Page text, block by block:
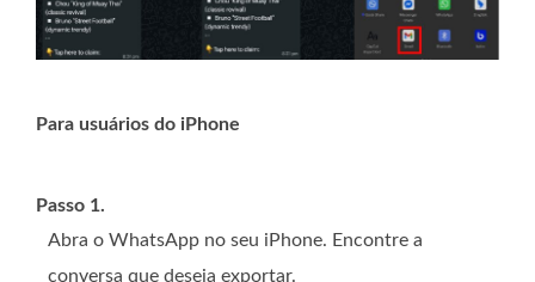
Para usuários do iPhone
Passo 1.
Abra o WhatsApp no ​​seu iPhone. Encontre a
conversa que deseja exportar.